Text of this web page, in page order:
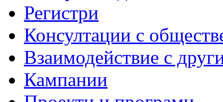
Регистри
Консултации с
Взаимодействие с
Кампании